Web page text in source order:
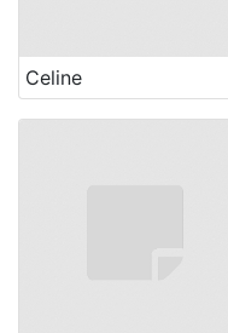
Celine